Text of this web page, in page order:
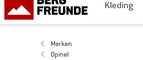
Kleding
Merken
Opinel